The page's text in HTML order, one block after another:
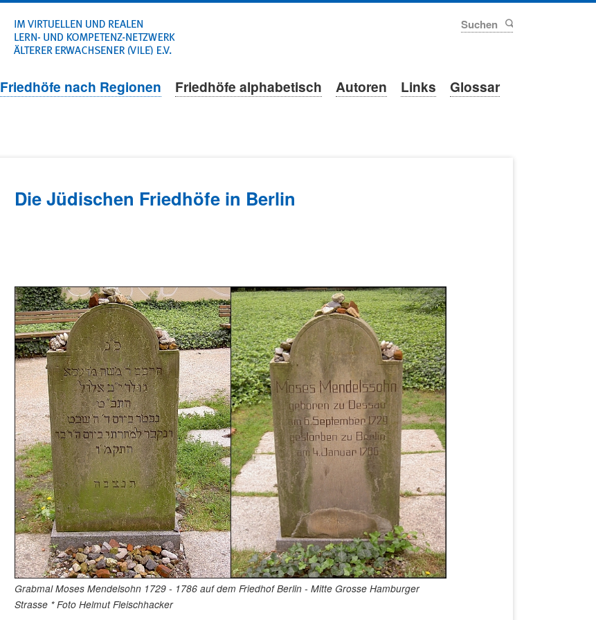
Friedhöfe nach Regionen Friedhöfe alphabetisch Autoren Links Glossar
Die Jüdischen Friedhöfe in Berlin
Grabmal Moses Mendelsohn 1729 - 1786 auf dem Friedhof Berlin - Mitte Grosse Hamburger
Strasse * Foto Helmut Fleischhacker